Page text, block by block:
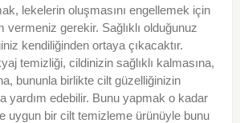
lekelerin oluşmasını engellemek için
vermeniz gerekir. Sağlıklı olduğunuz
kendiliğinden ortaya çıkacaktır.
temizliği, cildinizin sağlıklı kalmasına,
bununla birlikte cilt güzelliğinizin
yardım edebilir. Bunu yapmak o kadar
uygun bir cilt temizleme ürünüyle bunu